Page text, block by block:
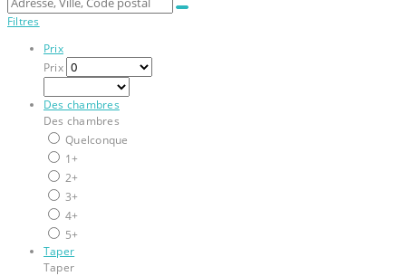
Filtres
Prix
Prix
Des chambres
Des chambres
Quelconque
1+
2+
3+
4+
5+
Taper
Taper